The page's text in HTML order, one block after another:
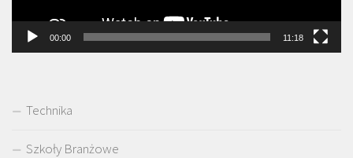
00:00 11:18
Technika
Szkoły Branżowe